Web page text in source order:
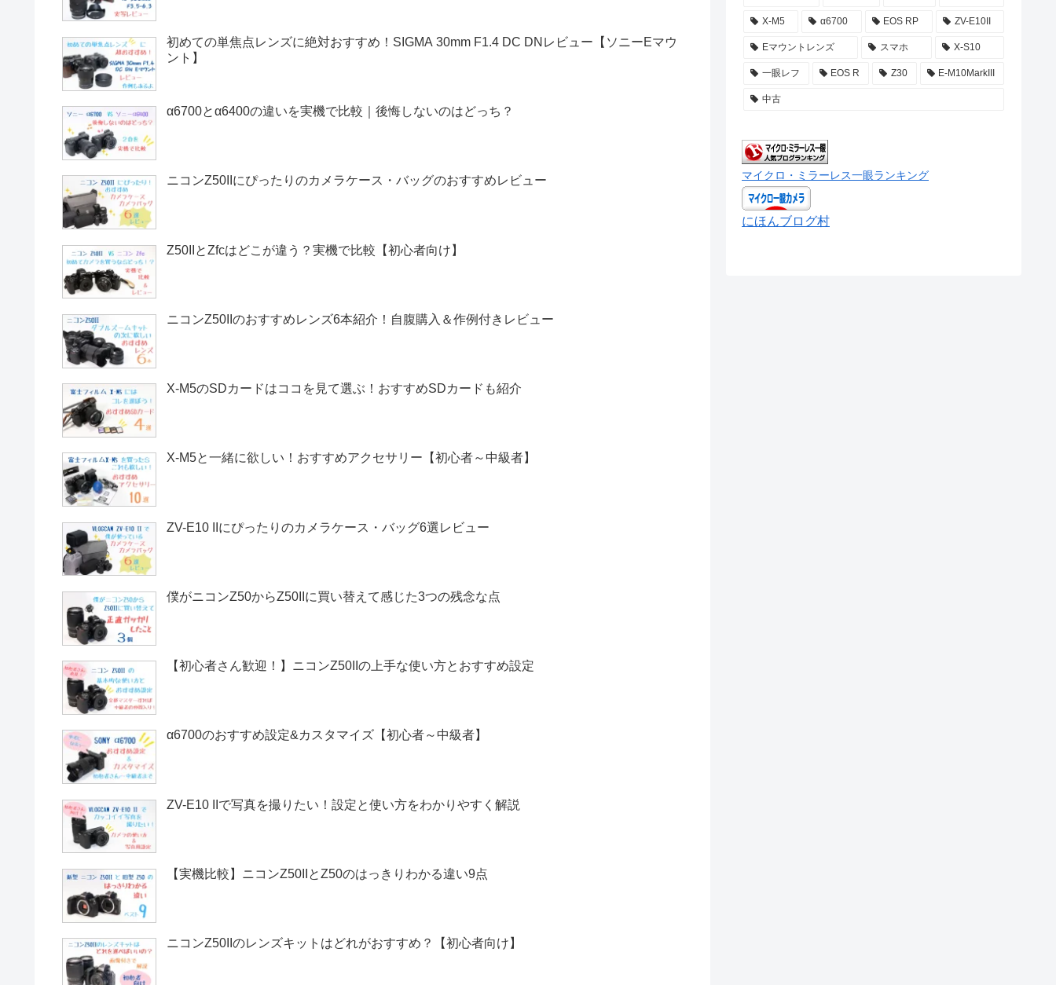
初めての単焦点レンズに絶対おすすめ！SIGMA 30mm F1.4 DC DNレビュー【ソニーEマウ
ント】
α6700とα6400の違いを実機で比較｜後悔しないのはどっち？
ニコンZ50IIにぴったりのカメラケース・バッグのおすすめレビュー
Z50IIとZfcはどこが違う？実機で比較【初心者向け】
ニコンZ50IIのおすすめレンズ6本紹介！自腹購入＆作例付きレビュー
X-M5のSDカードはココを見て選ぶ！おすすめSDカードも紹介
X-M5と一緒に欲しい！おすすめアクセサリー【初心者～中級者】
ZV-E10 IIにぴったりのカメラケース・バッグ6選レビュー
僕がニコンZ50からZ50IIに買い替えて感じた3つの残念な点
【初心者さん歓迎！】ニコンZ50IIの上手な使い方とおすすめ設定
α6700のおすすめ設定&カスタマイズ【初心者～中級者】
ZV-E10 IIで写真を撮りたい！設定と使い方をわかりやすく解説
【実機比較】ニコンZ50IIとZ50のはっきりわかる違い9点
ニコンZ50IIのレンズキットはどれがおすすめ？【初心者向け】
X-M5 α6700 EOS RP ZV-E10II
Eマウントレンズ スマホ X-S10
一眼レフ EOS R Z30 E-M10MarkIII
中古
マイクロ・ミラーレス一眼ランキング
にほんブログ村